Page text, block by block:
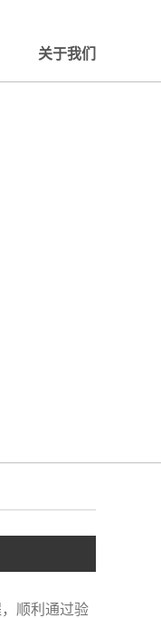
关于我们
顺利通过验